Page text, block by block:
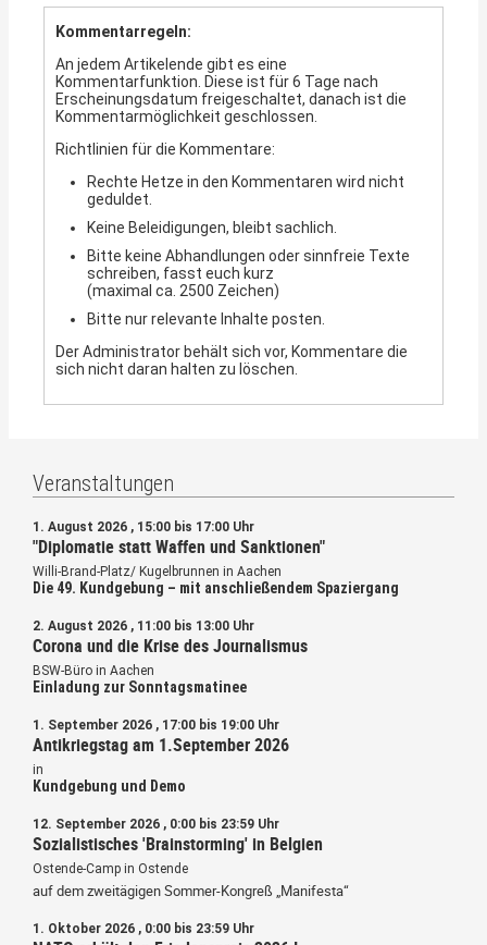
Kommentarregeln:
An jedem Artikelende gibt es eine
Kommentarfunktion. Diese ist für 6 Tage nach
Erscheinungsdatum freigeschaltet, danach ist die
Kommentarmöglichkeit geschlossen.
Richtlinien für die Kommentare:
Rechte Hetze in den Kommentaren wird nicht
geduldet.
Keine Beleidigungen, bleibt sachlich.
Bitte keine Abhandlungen oder sinnfreie Texte
schreiben, fasst euch kurz
(maximal ca. 2500 Zeichen)
Bitte nur relevante Inhalte posten.
Der Administrator behält sich vor, Kommentare die
sich nicht daran halten zu löschen.
Veranstaltungen
1. August 2026 , 15:00 bis 17:00 Uhr
"Diplomatie statt Waffen und Sanktionen"
Willi-Brand-Platz/ Kugelbrunnen in Aachen
Die 49. Kundgebung – mit anschließendem Spaziergang
2. August 2026 , 11:00 bis 13:00 Uhr
Corona und die Krise des Journalismus
BSW-Büro in Aachen
Einladung zur Sonntagsmatinee
1. September 2026 , 17:00 bis 19:00 Uhr
Antikriegstag am 1.September 2026
in
Kundgebung und Demo
12. September 2026 , 0:00 bis 23:59 Uhr
Sozialistisches 'Brainstorming' in Belgien
Ostende-Camp in Ostende
auf dem zweitägigen Sommer-Kongreß „Manifesta“
1. Oktober 2026 , 0:00 bis 23:59 Uhr